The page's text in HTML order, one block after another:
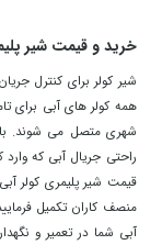
خرید و قیمت شیر
شیر کولر برای کنترل
همه کولر های آبی برای
شهری متصل می شوند. با
راحتی جریال آبی که
قیمت شیر پلیمری کولر
منصف کاران تکمیل
آبی شما در تعمیر و